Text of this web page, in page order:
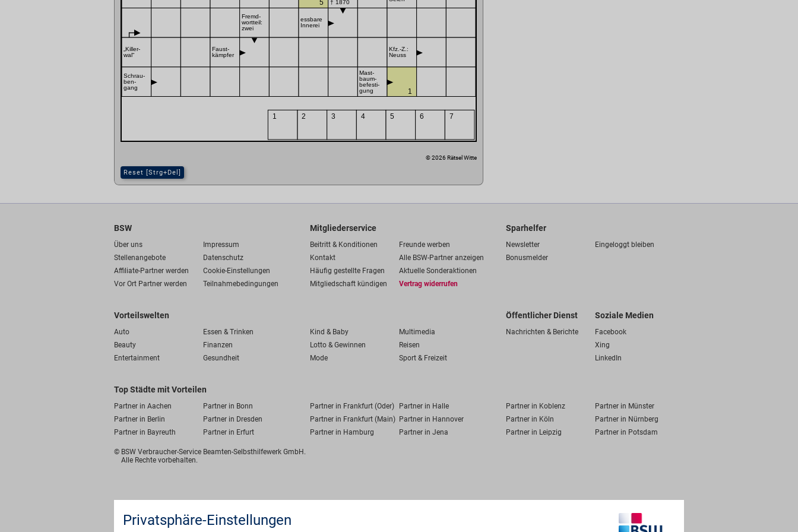
5
† 1870
Fremd-
wortteil:
zwei
essbare
Innerei
„Killer-
wal“
Faust-
kämpfer
Kfz.-Z.:
Neuss
Schrau-
ben-
gang
Mast-
baum-
befesti-
gung
1
1 2 3 4 5 6 7
© 2026 Rätsel Witte
Reset [Strg+Del]
BSW
Über uns
Impressum
Stellenangebote
Datenschutz
Affiliate-Partner werden
Cookie-Einstellungen
Vor Ort Partner werden
Teilnahmebedingungen
Mitgliederservice
Beitritt & Konditionen
Freunde werben
Kontakt
Alle BSW-Partner anzeigen
Häufig gestellte Fragen
Aktuelle Sonderaktionen
Mitgliedschaft kündigen
Vertrag widerrufen
Sparhelfer
Newsletter
Eingeloggt bleiben
Bonusmelder
Vorteilswelten
Auto Essen & Trinken Kind & Baby
Multimedia
Beauty
Finanzen Lotto & Gewinnen
Reisen
Entertainment
Gesundheit Mode Sport & Freizeit
Öffentlicher Dienst
Nachrichten & Berichte
Soziale Medien
Facebook
Xing
LinkedIn
Top Städte mit Vorteilen
Partner in Aachen Partner in Bonn Partner in Frankfurt (Oder) Partner in Halle Partner in Koblenz
Partner in Münster
Partner in Berlin
Partner in Dresden Partner in Frankfurt (Main) Partner in Hannover Partner in Köln
Partner in Nürnberg
Partner in Bayreuth
Partner in Erfurt Partner in Hamburg Partner in Jena Partner in Leipzig Partner in Potsdam
© BSW Verbraucher-Service Beamten-Selbsthilfewerk GmbH.
Alle Rechte vorbehalten.
Privatsphäre-Einstellungen